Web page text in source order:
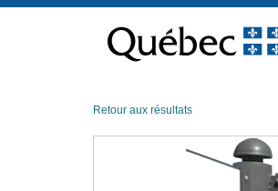
contenu
Retour aux résultats